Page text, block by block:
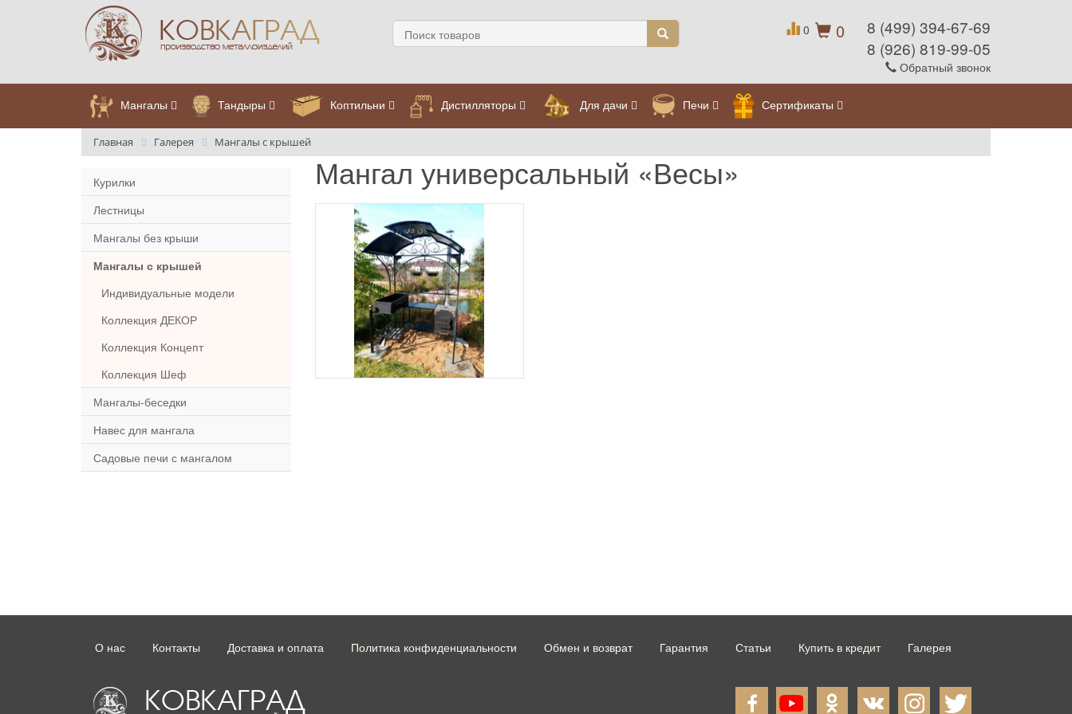
0
0
8 (499) 394-67-69
8 (926) 819-99-05
Обратный звонок
Мангалы Тандыры Коптильни Дистилляторы Для дачи Печи Сертификаты
Главная Галерея Мангалы с крышей
Курилки
Лестницы
Мангалы без крыши
Мангалы с крышей
Индивидуальные модели
Коллекция ДЕКОР
Коллекция Концепт
Коллекция Шеф
Мангалы-беседки
Навес для мангала
Садовые печи с мангалом
Мангал универсальный «Весы»
О нас Контакты Доставка и оплата Политика конфиденциальности Обмен и возврат Гарантия Статьи Купить в кредит Галерея